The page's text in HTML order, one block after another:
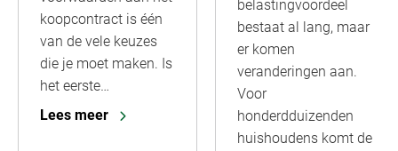
koopcontract is één
van de vele keuzes
die je moet maken. Is
het eerste…
Lees meer
belastingvoordeel
bestaat al lang, maar
er komen
veranderingen aan.
Voor
honderdduizenden
huishoudens komt de